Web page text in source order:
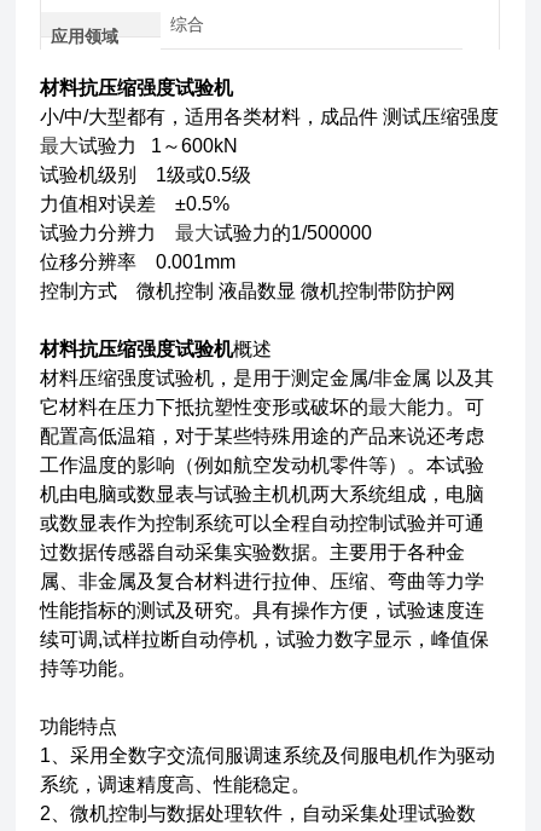
应用领域
综合
材料抗压缩强度试验机
小/中/大型都有，适用各类材料，成品件 测试压缩强度
最大试验力 1～600kN
试验机级别 1级或0.5级
力值相对误差 ±0.5%
试验力分辨力最大试验力的1/500000
位移分辨率 0.001mm
控制方式 微机控制 液晶数显 微机控制带防护网
材料抗压缩强度试验机概述
材料压缩强度试验机，是用于测定金属/非金属 以及其
它材料在压力下抵抗塑性变形或破坏的最大能力。可
配置高低温箱，对于某些特殊用途的产品来说还考虑
工作温度的影响（例如航空发动机零件等）。本试验
机由电脑或数显表与试验主机机两大系统组成，电脑
或数显表作为控制系统可以全程自动控制试验并可通
过数据传感器自动采集实验数据。主要用于各种金
属、非金属及复合材料进行拉伸、压缩、弯曲等力学
性能指标的测试及研究。具有操作方便，试验速度连
续可调,试样拉断自动停机，试验力数字显示，峰值保
持等功能。
功能特点
1、采用全数字交流伺服调速系统及伺服电机作为驱动
系统，调速精度高、性能稳定。
2、微机控制与数据处理软件，自动采集处理试验数